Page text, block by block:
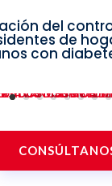
del
de
con